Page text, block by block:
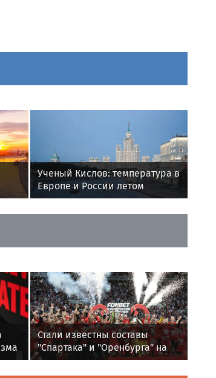
Ученый Кислов: температура в
Европе и России летом
сложилась необычным
Стали известны составы
"Спартака" и "Оренбурга" на
матч Кубка России